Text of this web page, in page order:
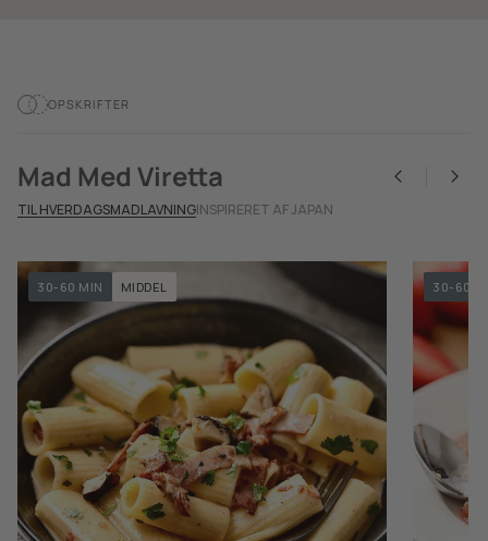
OPSKRIFTER
Mad Med Viretta
TIL HVERDAGSMADLAVNINGINSPIRERET AF JAPAN
30-60 MIN MIDDEL 30-60